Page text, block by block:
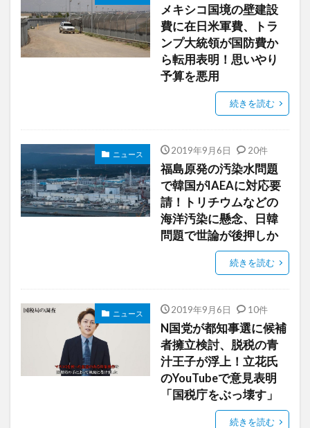
メキシコ国境の壁建設
費に在日米軍費、トラ
ンプ大統領が国防費か
ら転用表明！思いやり
予算を悪用
続きを読む
ニュース 2019年9月6日 20件
福島原発の汚染水問題
で韓国がIAEAに対応要
請！トリチウムなどの
海洋汚染に懸念、日韓
問題で世論が後押しか
続きを読む
ニュース 2019年9月6日 10件
N国党が都知事選に候補
者擁立検討、脱税の青
汁王子が浮上！立花氏
のYouTubeで意見表明
「国税庁をぶっ壊す」
続きを読む